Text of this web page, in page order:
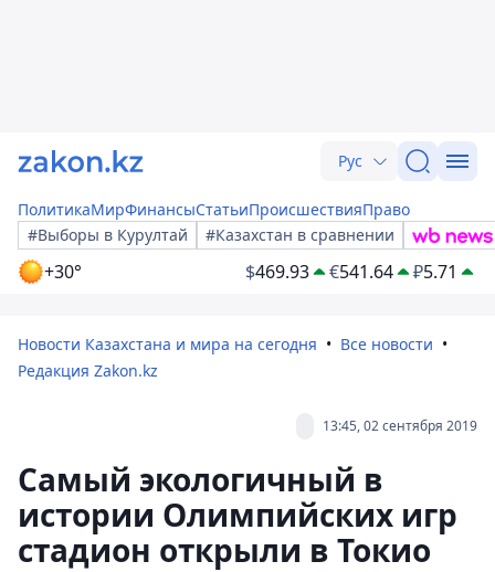
Рус
ПолитикаМирФинансыСтатьиПроисшествияПраво
#Выборы в Курултай
#Казахстан в сравнении
+30° $469.93 €541.64 ₽5.71
Новости Казахстана и мира на сегодня
Все новости
Редакция Zakon.kz
13:45, 02 сентября 2019
Самый экологичный в
истории Олимпийских игр
стадион открыли в Токио